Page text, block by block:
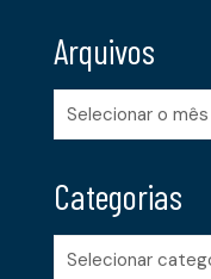
Arquivos
Arquivos
Categorias
Categorias